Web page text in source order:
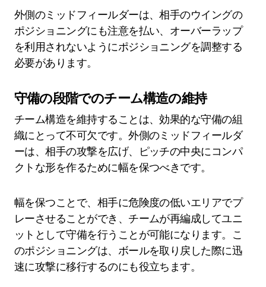
外側のミッドフィールダーは、相手のウイングの
ポジショニングにも注意を払い、オーバーラップ
を利用されないようにポジショニングを調整する
必要があります。
守備の段階でのチーム構造の維持
チーム構造を維持することは、効果的な守備の組
織にとって不可欠です。外側のミッドフィールダ
ーは、相手の攻撃を広げ、ピッチの中央にコンパ
クトな形を作るために幅を保つべきです。
幅を保つことで、相手に危険度の低いエリアでプ
レーさせることができ、チームが再編成してユニ
ットとして守備を行うことが可能になります。こ
のポジショニングは、ボールを取り戻した際に迅
速に攻撃に移行するのにも役立ちます。